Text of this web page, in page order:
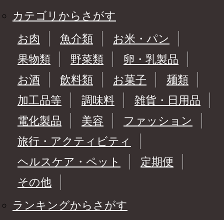
カテゴリからさがす
お肉
魚介類
お米・パン
果物類
野菜類
卵・乳製品
お酒
飲料類 お菓子
麺類
加工品等
調味料
雑貨・日用品
電化製品
美容
ファッション
旅行・アクティビティ
ヘルスケア・ペット
定期便
その他
ランキングからさがす